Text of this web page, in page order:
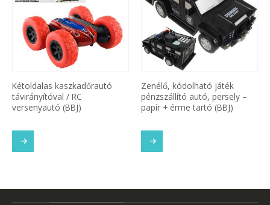
Kétoldalas kaszkadőrautó
távirányítóval / RC
versenyautó (BBJ)
Zenélő, kódolható játék
pénzszállító autó, persely –
papír + érme tartó (BBJ)